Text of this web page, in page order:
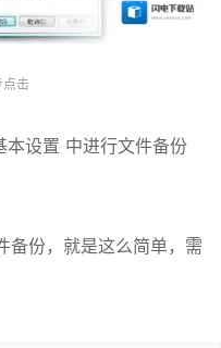
击
设置 中进行文件备份
备份，就是这么简单，需